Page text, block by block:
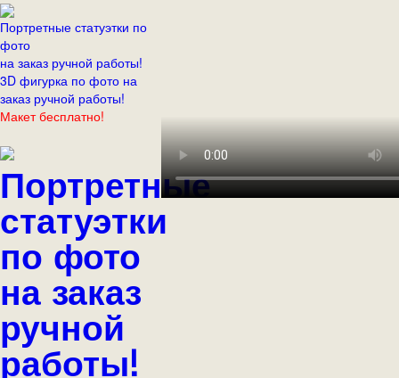
Портретные статуэтки по
фото
на заказ ручной работы!
3D фигурка по фото на
заказ ручной работы!
Макет бесплатно!
Портретные
статуэтки
по фото
на заказ
ручной
работы!